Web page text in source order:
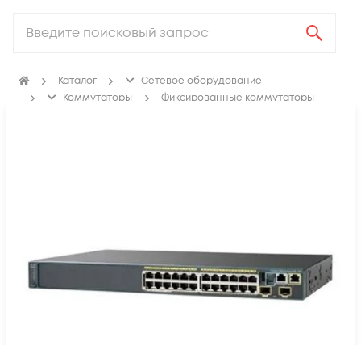
Каталог
Сетевое оборудование
Коммутаторы
Фиксированные коммутаторы